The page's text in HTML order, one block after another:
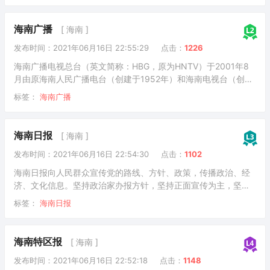
海南广播 [ 海南 ]
发布时间：2021年06月16日 22:55:29 点击： 1226
海南广播电视总台（英文简称：HBG，原为HNTV）于2001年8
月由原海南人民广播电台（创建于1952年）和海南电视台（创建
于1979年）合并成立，为省人民政府直属正厅级事业单位。在新
闻舆论导向、工作方针、政策方向等方面接受海南省委宣传部的
厅负责。
标签： 海南广播
海南日报 [ 海南 ]
发布时间：2021年06月16日 22:54:30 点击： 1102
海南日报向人民群众宣传党的路线、方针、政策，传播政治、经
济、文化信息。坚持政治家办报方针，坚持正面宣传为主，坚持
正确的舆论导向，为海南的两个文明建设努力创造有利的舆论环
境。
标签： 海南日报
海南特区报 [ 海南 ]
发布时间：2021年06月16日 22:52:18 点击： 1148